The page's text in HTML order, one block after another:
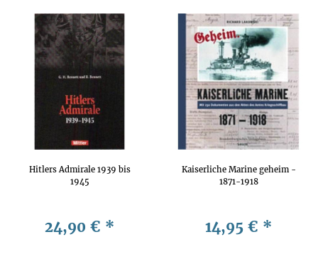
Hitlers Admirale 1939 bis
1945
24,90 € *
Kaiserliche Marine geheim -
1871-1918
14,95 € *